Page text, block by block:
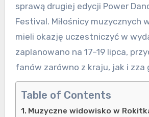
sprawą drugiej edycji Power
Festival. Miłośnicy muzycznych
mieli okazję uczestniczyć w
zaplanowano na 17–19 lipca,
fanów zarówno z kraju, jak i zza
Table of Contents
Muzyczne widowisko w